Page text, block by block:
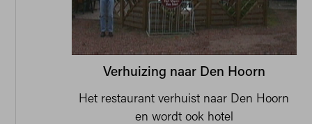
Verhuizing naar Den Hoorn
Het restaurant verhuist naar Den Hoorn
en wordt ook hotel